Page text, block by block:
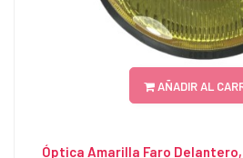
AÑADIR AL
Óptica Amarilla Faro Delantero,